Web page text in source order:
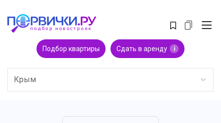
Подбор квартиры Сдать в аренду i
Крым